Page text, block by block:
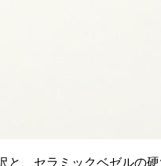
、セラミックベゼルの